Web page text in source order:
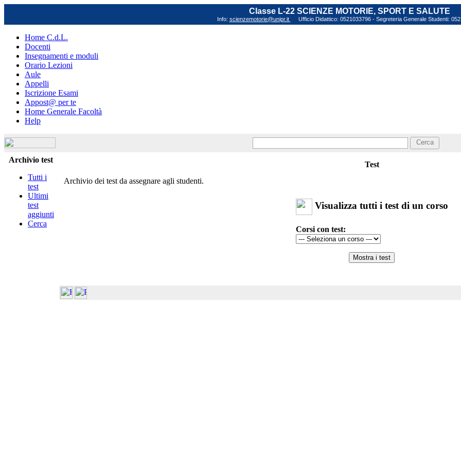
Classe L-22 SCIENZE MOTORIE, SPORT E SALUTE
Info: scienzemotorie@unipr.it Ufficio Didattico: 0521033796 - Segreteria Generale Studenti:
Home C.d.L.
Docenti
Insegnamenti e moduli
Orario Lezioni
Aule
Appelli
Iscrizione Esami
Appost@ per te
Home Generale Facoltà
Help
Cerca
Archivio test
Tutti i
test
Ultimi
test
aggiunti
Cerca
Test
Archivio dei test da assegnare agli studenti.
Visualizza tutti i test di un corso
Corsi con test: